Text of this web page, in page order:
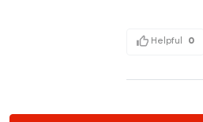
Helpful 0